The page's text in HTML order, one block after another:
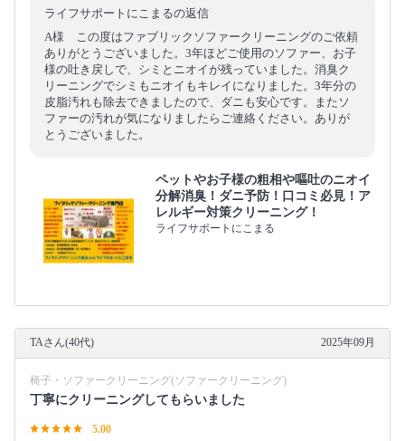
ライフサポートにこまるの返信
A様 この度はファブリックソファークリーニングのご依頼
ありがとうございました。3年ほどご使用のソファー、お子
様の吐き戻しで、シミとニオイが残っていました。消臭ク
リーニングでシミもニオイもキレイになりました。3年分の
皮脂汚れも除去できましたので、ダニも安心です。またソ
ファーの汚れが気になりましたらご連絡ください。ありが
とうございました。
ペットやお子様の粗相や嘔吐のニオイ
分解消臭！ダニ予防！口コミ必見！ア
レルギー対策クリーニング！
ライフサポートにこまる
TAさん(40代) 2025年09月
椅子・ソファークリーニング(ソファークリーニング)
丁寧にクリーニングしてもらいました
5.00